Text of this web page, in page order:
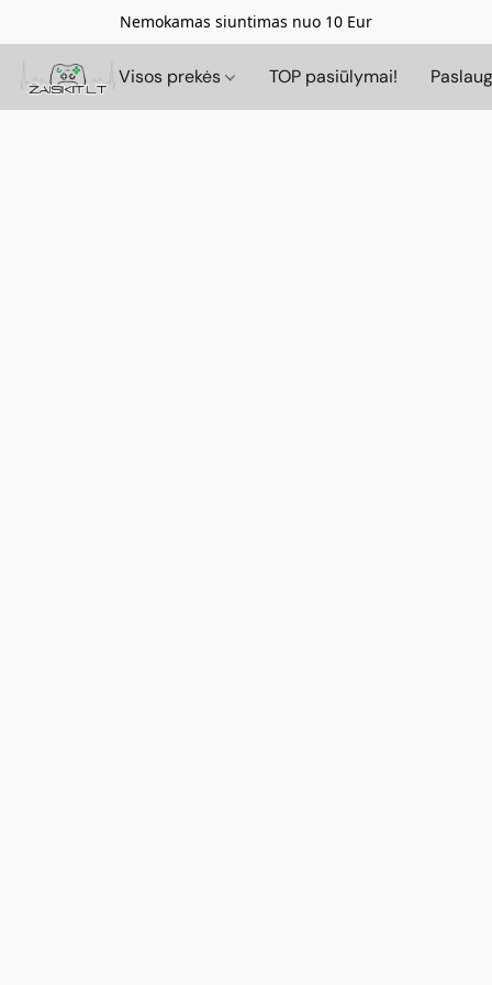
Nemokamas siuntimas nuo 10 Eur
Visos prekės TOP pasiūlymai!